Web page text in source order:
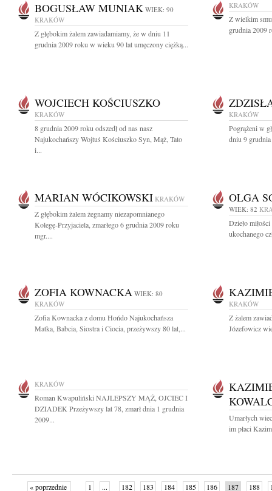
BOGUSŁAW MUNIAK WIEK: 90
KRAKÓW
Z głębokim żalem zawiadamiamy, że w dniu 11
grudnia 2009 roku w wieku 90 lat umęczony ciężką...
KRAKÓW
Z wielkim
grudnia 2009
WOJCIECH KOŚCIUSZKO
KRAKÓW
8 grudnia 2009 roku odszedł od nas nasz
Najukochańszy Wojtuś Kościuszko Syn, Mąż, Tato
i...
KRAKÓW
Pogrążeni w
dniu 9 grudnia
MARIAN WÓCIKOWSKI KRAKÓW
Z głębokim żalem żegnamy niezapomnianego
Kolegę-Przyjaciela, zmarłego 6 grudnia 2009 roku
mgr....
OLGA
WIEK: 82
Dzieło
ukochanego
ZOFIA KOWNACKA WIEK: 80
KRAKÓW
Zofia Kownacka z domu Hońdo Najukochańsza
Matka, Babcia, Siostra i Ciocia, przeżywszy 80 lat,...
KRAKÓW
Z żalem
Józefowicz
KRAKÓW
Roman Kwapuliński NAJLEPSZY MĄŻ, OJCIEC I
DZIADEK Przeżywszy lat 78, zmarł dnia 1 grudnia
2009...
Umarłych
im płaci
« poprzednie 1 ... 182 183 184 185 186 187 188